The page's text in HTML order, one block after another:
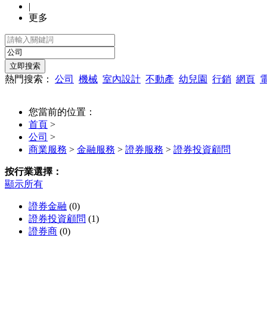
|
更多
熱門搜索： 公司 機械 室內設計 不動產 幼兒園 行銷 網頁
您當前的位置：
首頁 >
公司 >
商業服務 > 金融服務 > 證券服務 > 證券投資顧問
按行業選擇：
顯示所有
證券金融 (0)
證券投資顧問 (1)
證券商 (0)